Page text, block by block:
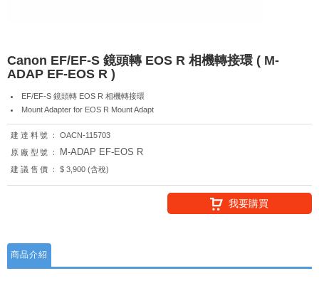
Canon EF/EF-S 鏡頭轉 EOS R 相機轉接環 ( M-
ADAP EF-EOS R )
EF/EF-S 鏡頭轉 EOS R 相機轉接環
Mount Adapter for EOS R Mount Adapt
建達料號：
OACN-115703
原廠型號：
M-ADAP EF-EOS R
建議售價： $ 3,900 (含稅)
我要購買
商品介紹